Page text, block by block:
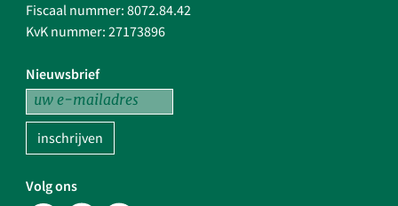
Fiscaal nummer: 8072.84.42
KvK nummer: 27173896
Nieuwsbrief
inschrijven
Volg ons